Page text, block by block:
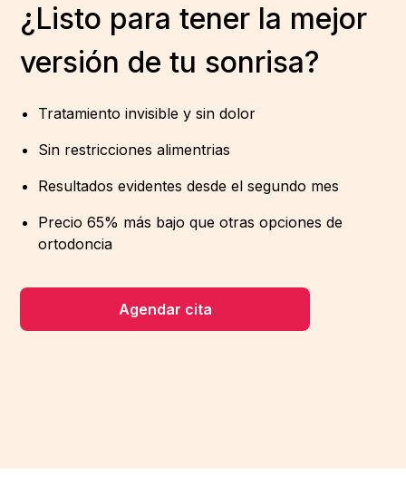
¿Listo para tener la mejor
versión de tu sonrisa?
Tratamiento invisible y sin dolor
Sin restricciones alimentrias
Resultados evidentes desde el segundo mes
Precio 65% más bajo que otras opciones de
ortodoncia
Agendar cita